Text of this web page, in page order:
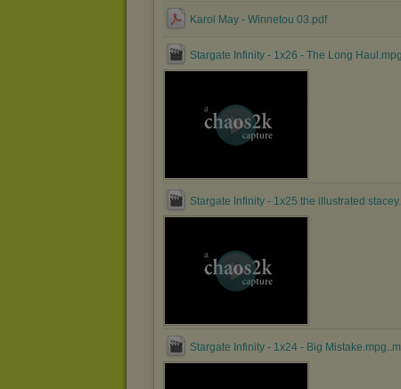
Karol May - Winnetou 03.pdf
Stargate Infinity - 1x26 - The Long Haul.mpg
Stargate Infinity - 1x25 the illustrated
Stargate Infinity - 1x24 - Big